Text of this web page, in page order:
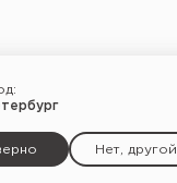
Нет, другой
KH — AB